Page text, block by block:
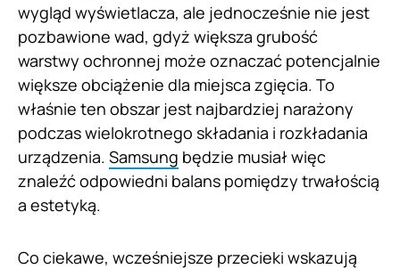
wygląd wyświetlacza, ale jednocześnie nie jest
pozbawione wad, gdyż większa grubość
warstwy ochronnej może oznaczać potencjalnie
większe obciążenie dla miejsca zgięcia. To
właśnie ten obszar jest najbardziej narażony
podczas wielokrotnego składania i rozkładania
urządzenia. Samsung będzie musiał więc
znaleźć odpowiedni balans pomiędzy trwałością
a estetyką.
Co ciekawe, wcześniejsze przecieki wskazują